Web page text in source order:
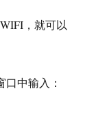
，就可以
中输入：